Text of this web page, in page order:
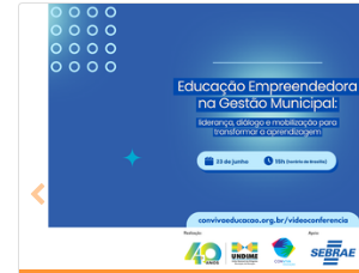
Previous